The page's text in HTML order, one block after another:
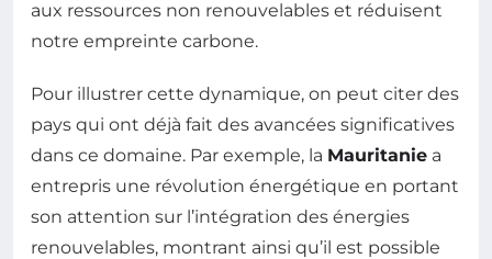
aux ressources non renouvelables et réduisent
notre empreinte carbone.
Pour illustrer cette dynamique, on peut citer des
pays qui ont déjà fait des avancées significatives
dans ce domaine. Par exemple, la Mauritanie a
entrepris une révolution énergétique en portant
son attention sur l’intégration des énergies
renouvelables, montrant ainsi qu’il est possible